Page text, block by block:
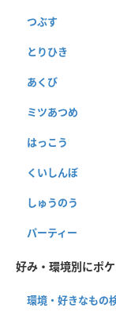
つぶす
とりひき
あくび
ミツあつめ
はっこう
くいしんぼ
しゅうのう
パーティー
好み・環境別にポ
環境・好きなもの